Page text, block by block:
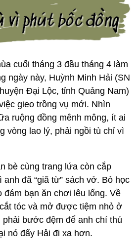
cuối tháng 3 đầu tháng 4 làm
ngày này, Huỳnh Minh Hải (SN
Đại Lộc, tỉnh Quảng Nam)
gieo trồng vụ mới. Nhìn
ruộng đồng mênh mông, ít ai
vòng lao lý, phải ngồi tù chỉ vì
bè cùng trang lứa còn cắp
đã “giã từ” sách vở. Bỏ học
đám bạn ăn chơi lêu lổng. Về
tóc và mở được tiệm nhỏ ở
phải bước đệm để anh chí thú
nó đẩy Hải đi xa hơn.